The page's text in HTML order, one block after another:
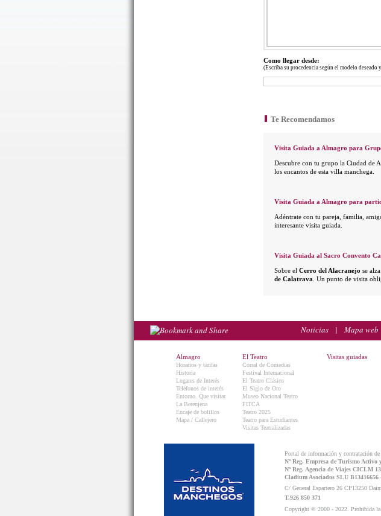
Como llegar desde:
(Escriba su procedencia según el modelo deseado
Te Recomendamos
Visita Guiada a Almagro para
Descubre con tu grupo la Ciudad de
los encantos de esta villa manchega.
Visita Guiada a Almagro para
Adéntrate con tu pareja, familia,
interesante visita guiada.
Visita Guiada al Sacro Convento
Sobre el Cerro del Alacranejo se
de Calatrava . Un punto de visita
Noticias | Mapa web
Almagro
Horarios y tarifas
Historia
Lugares de Interés
Teléfonos de interés
Entorno. Que visitar.
La Berenjena
Encaje de bolillos
Mapa / Callejero
El Teatro
Corral de Comedias
Festival Internacional
El Teatro Clásico
El Siglo de Oro
Museo Nacional Teatro
FITCA
Teatro 2025
Teatro para Estudiantes
Visitas Teatralizadas
Visitas guiadas
Portal de información y contratación
Nº Reg. Empresa de Turismo
Nº Reg. Agencia de Viajes CICLM
Cladium Asociados SLU B13416656
C/ General Espartero 26 CP13250
T.926 850 371
Copyright © 2000 - 2022. Prohibida la